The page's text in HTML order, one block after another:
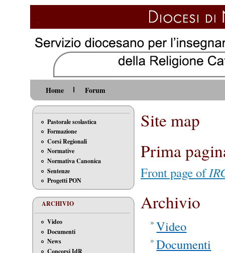
Home Forum
Pastorale scolastica
Formazione
Corsi Regionali
Normative
Normativa Canonica
Sentenze
Progetti PON
ARCHIVIO
Video
Documenti
News
Concorsi IdR
Site map
Prima
Front page of
Archivio
Video
Documenti